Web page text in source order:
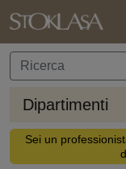
Dipartimenti
Sei un